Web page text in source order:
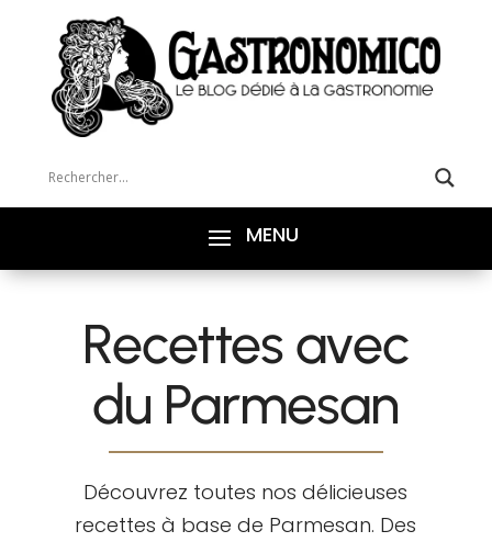
Recettes avec
du Parmesan
Découvrez toutes nos délicieuses
recettes à base de Parmesan. Des